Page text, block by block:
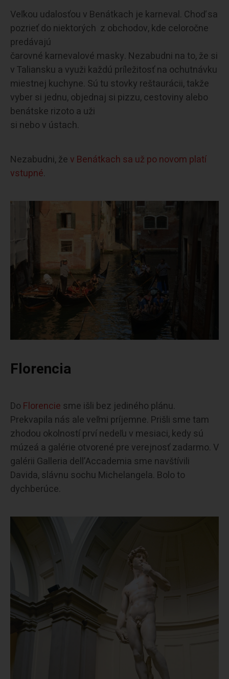
Veľkou udalosťou v Benátkach je karneval. Choď sa
pozrieť do niektorých z obchodov, kde celoročne
predávajú
čarovné karnevalové masky. Nezabudni na to, že si
v Taliansku a využi každú príležitosť na ochutnávku
miestnej kuchyne. Sú tu stovky reštaurácii, takže
vyber si jednu, objednaj si pizzu, cestoviny alebo
benátske rizoto a uži
si nebo v ústach.
Nezabudni, že v Benátkach sa už po novom platí
vstupné.
Florencia
Do Florencie sme išli bez jediného plánu.
Prekvapila nás ale veľmi príjemne. Prišli sme tam
zhodou okolností prví nedeľu v mesiaci, kedy sú
múzeá a galérie otvorené pre verejnosť zadarmo. V
galérii Galleria dell’Accademia sme navštívili
Davida, slávnu sochu Michelangela. Bolo to
dychberúce.